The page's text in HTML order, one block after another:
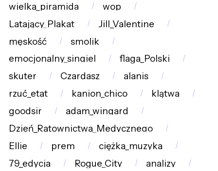
wielka_piramida
wop
Latający_Plakat
Jill_Valentine
męskość
smolik
emocjonalny_singiel
flaga_Polski
skuter
Czardasz
alanis
rzuć_etat
kanion_chico
klątwa
goodsir
adam_wingard
Dzień_Ratownictwa_Medycznego
Ellie
prem
ciężka_muzyka
79_edycja
Rogue_City
analizy